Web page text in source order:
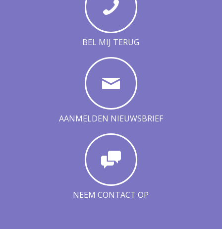
BEL MIJ TERUG
AANMELDEN NIEUWSBRIEF
NEEM CONTACT OP